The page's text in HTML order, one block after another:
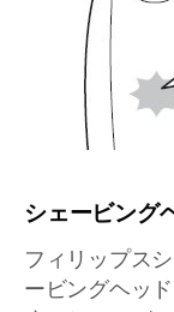
シェービング
フィリップス
ービングヘッ